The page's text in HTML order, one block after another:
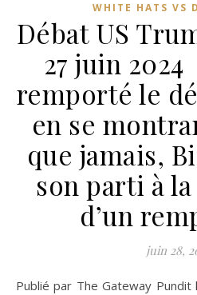
WHITE HATS VS
Débat US
27 juin
remporté le
en se
que jamais,
son parti à
d’un
juin 28,
Publié par The Gateway Pundit le 28 juin 2024 La victoire